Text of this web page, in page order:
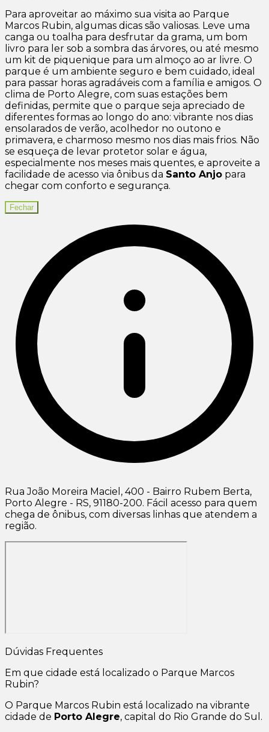
Para aproveitar ao máximo sua visita ao Parque
Marcos Rubin, algumas dicas são valiosas. Leve uma
canga ou toalha para desfrutar da grama, um bom
livro para ler sob a sombra das árvores, ou até mesmo
um kit de piquenique para um almoço ao ar livre. O
parque é um ambiente seguro e bem cuidado, ideal
para passar horas agradáveis com a família e amigos. O
clima de Porto Alegre, com suas estações bem
definidas, permite que o parque seja apreciado de
diferentes formas ao longo do ano: vibrante nos dias
ensolarados de verão, acolhedor no outono e
primavera, e charmoso mesmo nos dias mais frios. Não
se esqueça de levar protetor solar e água,
especialmente nos meses mais quentes, e aproveite a
facilidade de acesso via ônibus da Santo Anjo para
chegar com conforto e segurança.
Fechar
Rua João Moreira Maciel, 400 - Bairro Rubem Berta,
Porto Alegre - RS, 91180-200. Fácil acesso para quem
chega de ônibus, com diversas linhas que atendem a
região.
Dúvidas Frequentes
Em que cidade está localizado o Parque Marcos
Rubin?
O Parque Marcos Rubin está localizado na vibrante
cidade de Porto Alegre, capital do Rio Grande do Sul.